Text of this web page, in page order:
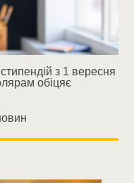
з 1 вересня
обіцяє